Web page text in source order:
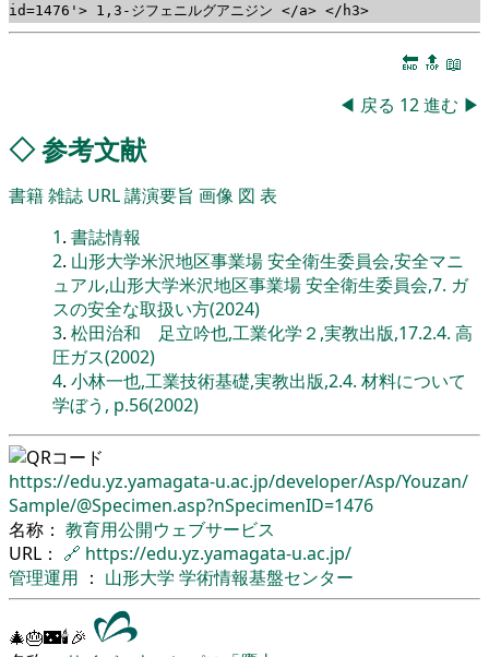
id=1476'> 1,3-ジフェニルグアニジン </a> </h3>
🔚 🔝 📖
◀ 戻る 12進む ▶
◇参考文献
書籍雑誌 URL講演要旨 画像 図 表
1. 書誌情報
2. 山形大学米沢地区事業場 安全衛生委員会,安全マニ
ュアル,山形大学米沢地区事業場 安全衛生委員会,7. ガ
スの安全な取扱い方(2024)
3. 松田治和 足立吟也,工業化学２,実教出版,17.2.4. 高
圧ガス(2002)
4. 小林一也,工業技術基礎,実教出版,2.4. 材料について
学ぼう, p.56(2002)
https://edu.yz.yamagata-u.ac.jp/developer/Asp/Youzan/
Sample/@Specimen.asp?nSpecimenID=1476
名称： 教育用公開ウェブサービス
URL： 🔗 https://edu.yz.yamagata-u.ac.jp/
管理運用 ： 山形大学 学術情報基盤センター
🎄🎂🌃🕯🎉